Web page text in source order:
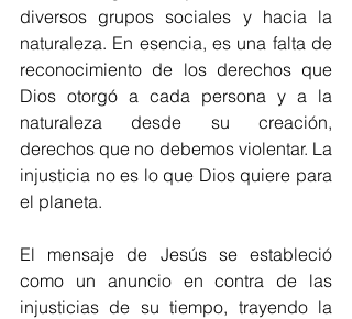
diversos grupos sociales y hacia la
naturaleza. En esencia, es una falta de
reconocimiento de los derechos que
Dios otorgó a cada persona y a la
naturaleza desde su creación,
derechos que no debemos violentar. La
injusticia no es lo que Dios quiere para
el planeta.
El mensaje de Jesús se estableció
como un anuncio en contra de las
injusticias de su tiempo, trayendo la